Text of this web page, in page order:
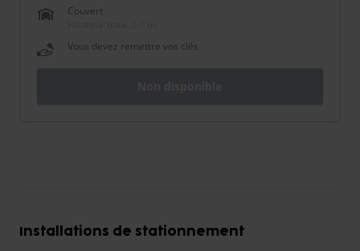
Couvert
Vous devez remettre vos clés
Installations de stationnement